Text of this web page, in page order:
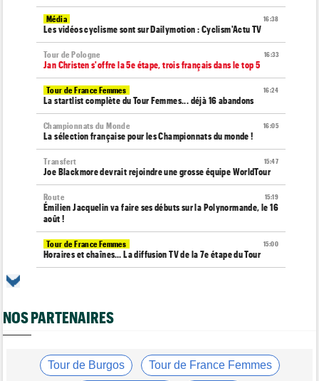
16:38
Média
Les vidéos cyclisme sont sur Dailymotion : Cyclism'Actu TV
16:33
Tour de Pologne
Jan Christen s'offre la 5e étape, trois français dans le top 5
16:24
Tour de France Femmes
La startlist complète du Tour Femmes... déjà 16 abandons
16:05
Championnats du Monde
La sélection française pour les Championnats du monde !
15:47
Transfert
Joe Blackmore devrait rejoindre une grosse équipe WorldTour
15:19
Route
Émilien Jacquelin va faire ses débuts sur la Polynormande, le 16
août !
15:00
Tour de France Femmes
Horaires et chaînes… La diffusion TV de la 7e étape du Tour
Transfert
Jakobsen réagit à son transfert : "J'ai encore de la ressource"
Puck Pieterse : "Je vise le maillot à pois..."
NOS PARTENAIRES
Tour de Burgos Tour de France Femmes